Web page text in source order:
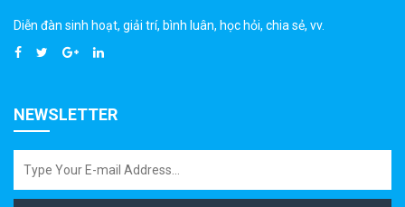
Diễn đàn sinh hoạt, giải trí, bình luân, học hỏi, chia sẻ, vv.
NEWSLETTER